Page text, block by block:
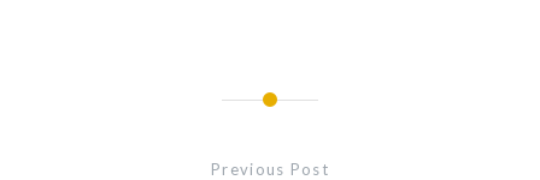
Previous Post